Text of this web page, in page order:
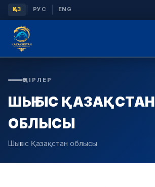
ҚАЗ РУС ENG
ӨҢІРЛЕР
ШЫҒЫС ҚАЗАҚСТАН
ОБЛЫСЫ
Шығыс Қазақстан облысы